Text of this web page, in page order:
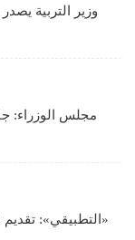
وزير التربية
مجلس الوزراء:
«التطبيقي»: